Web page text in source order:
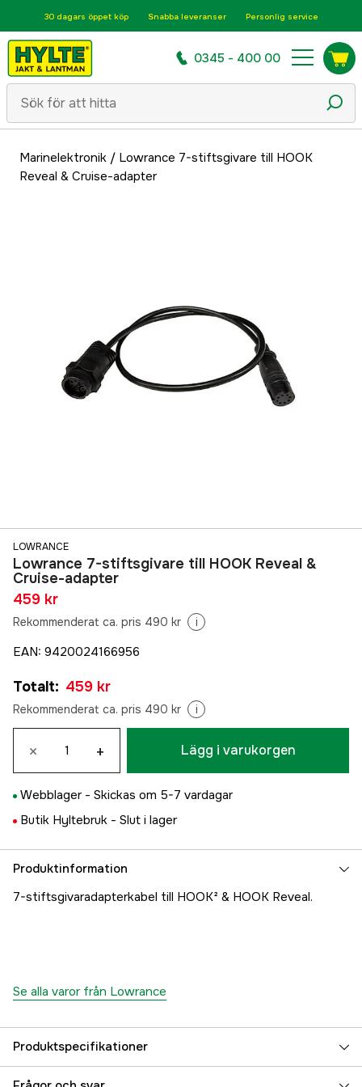
30 dagars öppet köp Snabba leveranser Personlig service
0345 - 400 00
Marinelektronik / Lowrance 7-stiftsgivare till HOOK
Reveal & Cruise-adapter
LOWRANCE
Lowrance 7-stiftsgivare till HOOK Reveal &
Cruise-adapter
459 kr
Rekommenderat ca. pris 490 kr i
EAN: 9420024166956
Totalt: 459 kr
Rekommenderat ca. pris 490 kr i
× + Lägg i varukorgen
Webblager - Skickas om 5-7 vardagar
Butik Hyltebruk - Slut i lager
Produktinformation
7-stiftsgivaradapterkabel till HOOK² & HOOK Reveal.
Se alla varor från Lowrance
Produktspecifikationer
Referensnummer 5000038546